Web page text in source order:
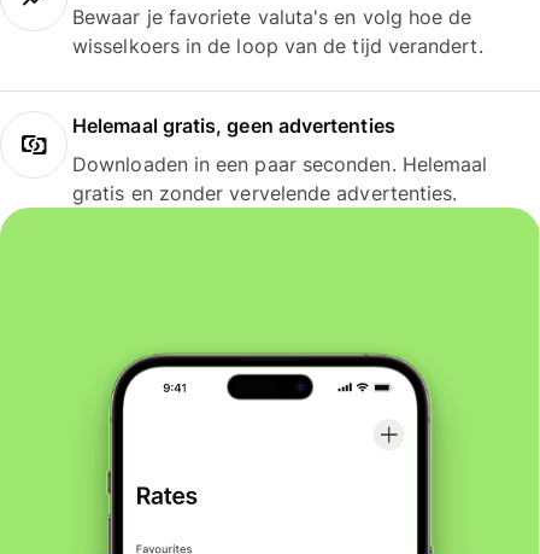
Bewaar je favoriete valuta's en volg hoe de
wisselkoers in de loop van de tijd verandert.
Helemaal gratis, geen advertenties
Downloaden in een paar seconden. Helemaal
gratis en zonder vervelende advertenties.